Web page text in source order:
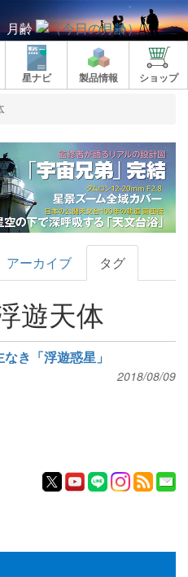
月齢
星ナビ 製品情報 ショップ
アーカイブ タグ
遊天体
き「浮遊惑星」
2018/08/09